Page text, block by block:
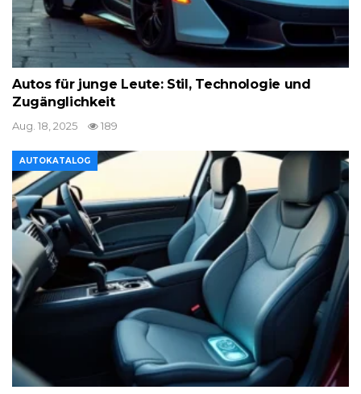
Autos für junge Leute: Stil, Technologie und
Zugänglichkeit
Aug. 18, 2025 189
AUTOKATALOG